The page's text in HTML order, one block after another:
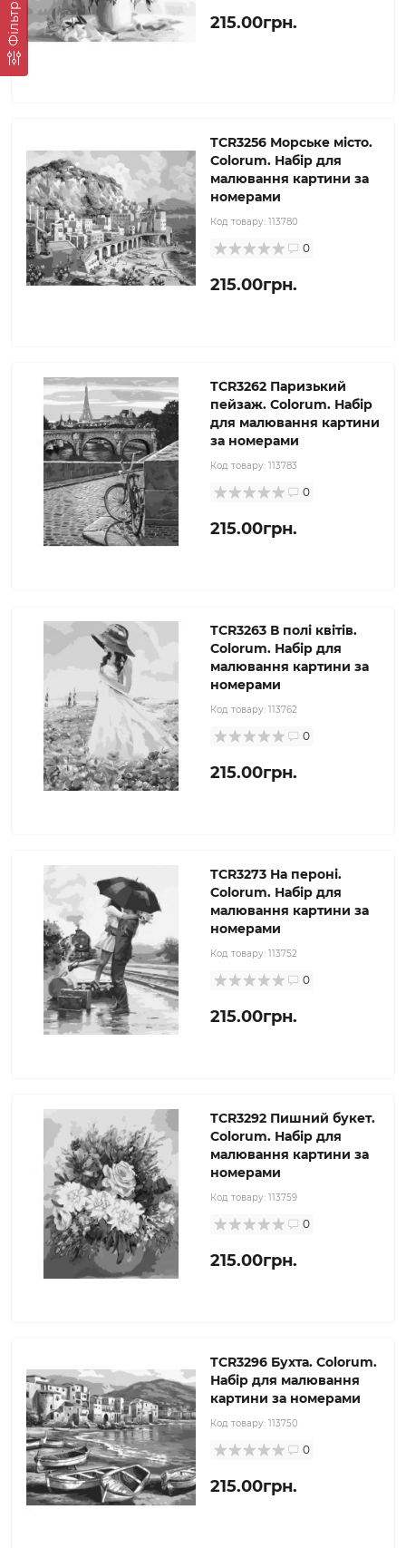
Фільтр 215.00грн.
TCR3256 Морське місто.
Colorum. Набір для
малювання картини за
номерами
Код товару: 113780
0
215.00грн.
TCR3262 Паризький
пейзаж. Colorum. Набір
для малювання картини
за номерами
Код товару: 113783
0
215.00грн.
TCR3263 В полі квітів.
Colorum. Набір для
малювання картини за
номерами
Код товару: 113762
0
215.00грн.
TCR3273 На пероні.
Colorum. Набір для
малювання картини за
номерами
Код товару: 113752
0
215.00грн.
TCR3292 Пишний букет.
Colorum. Набір для
малювання картини за
номерами
Код товару: 113759
0
215.00грн.
TCR3296 Бухта. Colorum.
Набір для малювання
картини за номерами
Код товару: 113750
0
215.00грн.